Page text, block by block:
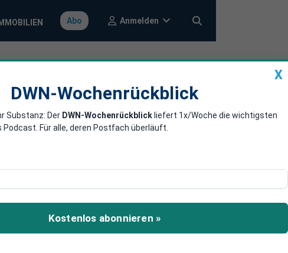
IMMOBILIEN Abo Anmelden
Wende und
fordern den Bau-
Energie-Wende und
ist irritiert und nennt
X
DWN-Wochenrückblick
Substanz: Der DWN-Wochenrückblick liefert 1x/Woche die wichtigsten
Für alle, deren Postfach überläuft.
Kostenlos abonnieren »